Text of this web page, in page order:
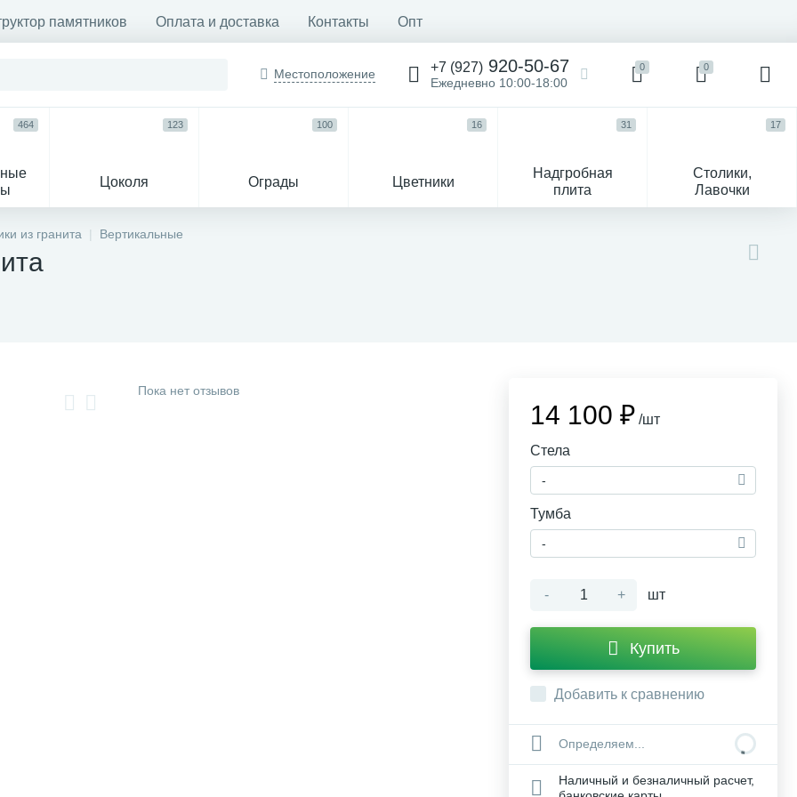
памятников Оплата и доставка Контакты Опт
Местоположение +7 (927) 920-50-67
Ежедневно 10:00-18:00
0 0
464
Цоколя
123
Ограды
100
Цветники
16
Надгробная
плита
31
Столики,
Лавочки
17
из гранита Вертикальные
Пока нет отзывов
14 100 ₽ /шт
Стела
-
Тумба
-
- + шт
Купить
Добавить к сравнению
Определяем...
Наличный и безналичный расчет,